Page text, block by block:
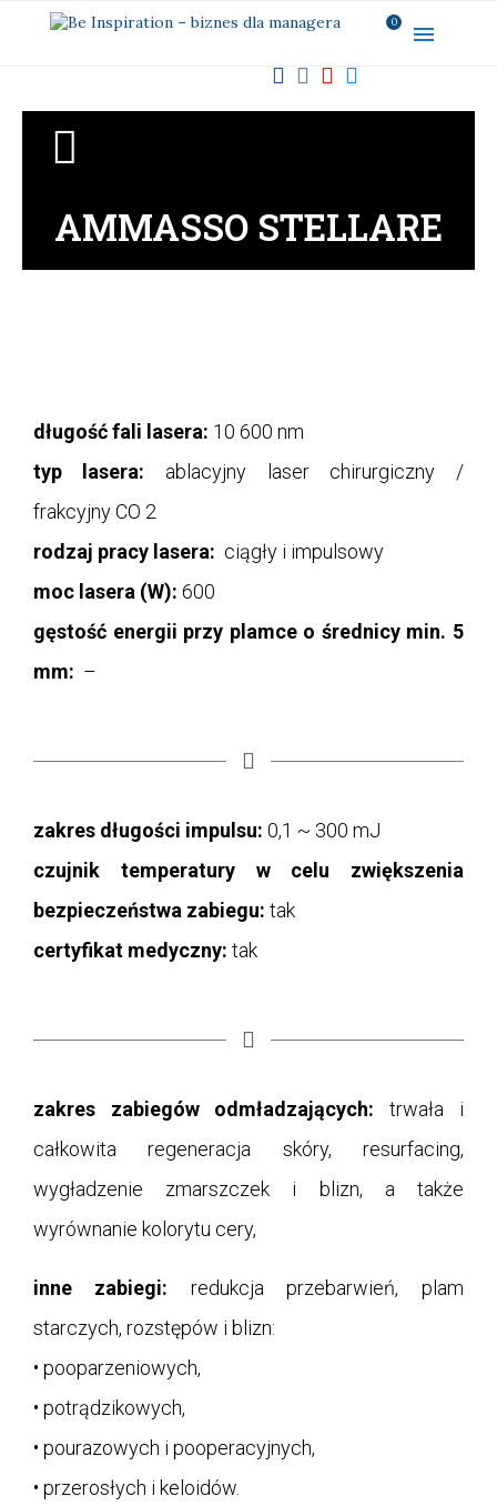
0
AMMASSO STELLARE
długość fali lasera: 10 600 nm
typ lasera: ablacyjny laser chirurgiczny /
frakcyjny CO 2
rodzaj pracy lasera: ciągły i impulsowy
moc lasera (W): 600
gęstość energii przy plamce o średnicy min. 5
mm: –
zakres długości impulsu: 0,1 ~ 300 mJ
czujnik temperatury w celu zwiększenia
bezpieczeństwa zabiegu: tak
certyfikat medyczny: tak
zakres zabiegów odmładzających: trwała i
całkowita regeneracja skóry, resurfacing,
wygładzenie zmarszczek i blizn, a także
wyrównanie kolorytu cery,
inne zabiegi: redukcja przebarwień, plam
starczych, rozstępów i blizn:
• pooparzeniowych,
• potrądzikowych,
• pourazowych i pooperacyjnych,
• przerosłych i keloidów.